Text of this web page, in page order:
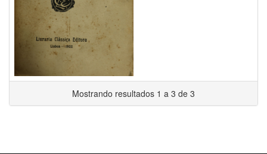
Mostrando resultados 1 a 3 de 3